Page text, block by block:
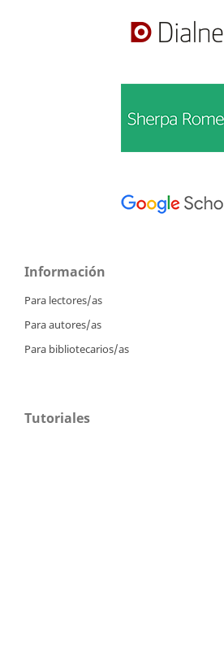
Información
Para lectores/as
Para autores/as
Para bibliotecarios/as
Tutoriales